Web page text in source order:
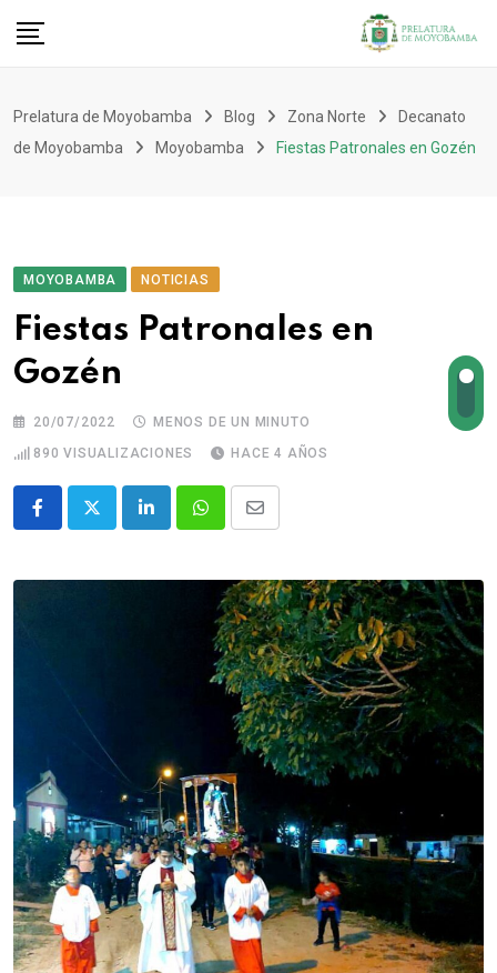
Prelatura de Moyobamba Blog Zona Norte
Decanato
de Moyobamba
Moyobamba Fiestas Patronales en Gozén
MOYOBAMBA NOTICIAS
Fiestas Patronales en
Gozén
20/07/2022
MENOS DE UN MINUTO
890 VISUALIZACIONES HACE 4 AÑOS